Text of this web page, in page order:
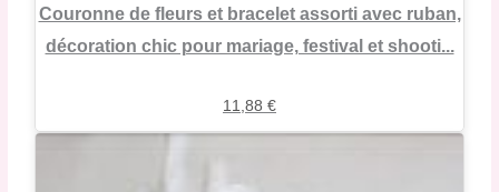
Couronne de fleurs et bracelet assorti avec ruban,
décoration chic pour mariage, festival et shooti...
11,88 €